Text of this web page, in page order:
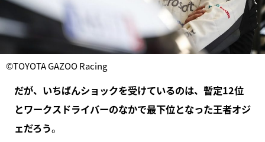
©TOYOTA GAZOO Racing
だが、いちばんショックを受けているのは、暫定12位
とワークスドライバーのなかで最下位となった王者オジ
ェだろう。